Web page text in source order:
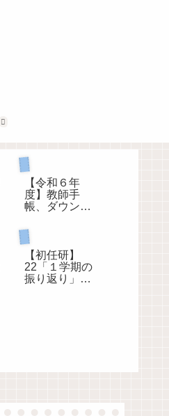
教師手帳
【令和６年
度】教師手
帳、ダウンロ
す。「小学校
版」「中学
校・高校版」
初任者研修
【初任研】
22「１学期の
振り返り」へ